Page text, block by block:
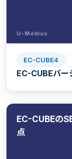
U-Mebius
EC-CUBE4
EC-CUBEバー
EC-CUBEの
点